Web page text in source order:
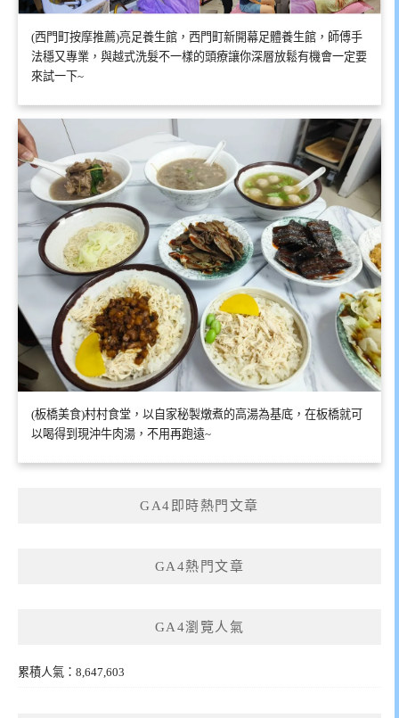
(西門町按摩推薦)亮足養生館，西門町新開幕足體養生館，師傅手
法穩又專業，與越式洗髮不一樣的頭療讓你深層放鬆有機會一定要
來試一下~
(板橋美食)村村食堂，以自家秘製燉煮的高湯為基底，在板橋就可
以喝得到現沖牛肉湯，不用再跑遠~
GA4即時熱門文章
GA4熱門文章
GA4瀏覽人氣
累積人氣：8,647,603